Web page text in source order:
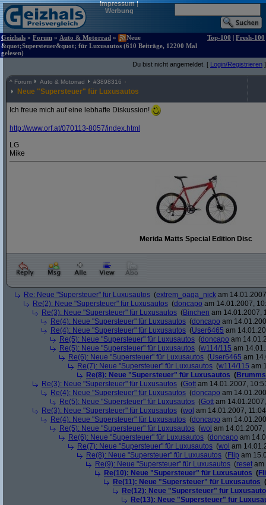
Impressum|
Werbung
Geizhals » Forum » Auto & Motorrad »
Neue
&quot;Supersteuer&quot; für Luxusautos (610 Beiträge, 12200 Mal
gelesen)
Top-100 | Fresh-100
Du bist nicht angemeldet. [ Login/Registrieren ]
^ Forum Auto & Motorrad #3898316
Neue "Supersteuer" für Luxusautos
Ich freue mich auf eine lebhafte Diskussion!
http://www.orf.at/070113-8057/index.html
LG
Mike
Merida Matts Special Edition Disc
Re: Neue "Supersteuer" für Luxusautos (extrem_oaga_nick am
Re(2): Neue "Supersteuer" für Luxusautos (doncapo am 14.01.2007,
Re(3): Neue "Supersteuer" für Luxusautos (Binchen am 14.01.2007,
Re(4): Neue "Supersteuer" für Luxusautos (doncapo am
Re(4): Neue "Supersteuer" für Luxusautos (User6465 am
Re(5): Neue "Supersteuer" für Luxusautos (doncapo am
Re(5): Neue "Supersteuer" für Luxusautos (w114/115 am
Re(6): Neue "Supersteuer" für Luxusautos (User6465 am
Re(7): Neue "Supersteuer" für Luxusautos (w114/115 am
Re(8): Neue "Supersteuer" für Luxusautos (
Re(3): Neue "Supersteuer" für Luxusautos (Gott am 14.01.2007,
Re(4): Neue "Supersteuer" für Luxusautos (doncapo am
Re(5): Neue "Supersteuer" für Luxusautos (Gott am
Re(3): Neue "Supersteuer" für Luxusautos (wol am 14.01.2007,
Re(4): Neue "Supersteuer" für Luxusautos (doncapo am
Re(5): Neue "Supersteuer" für Luxusautos (wol am 14.01.2007,
Re(6): Neue "Supersteuer" für Luxusautos (doncapo am
Re(7): Neue "Supersteuer" für Luxusautos (wol am
Re(8): Neue "Supersteuer" für Luxusautos (Flip am
Re(9): Neue "Supersteuer" für Luxusautos (reset am
Re(10): Neue "Supersteuer" für Luxusautos (
Re(11): Neue "Supersteuer" für Luxusautos (
Re(12): Neue "Supersteuer" für
Re(13): Neue "Supersteuer" für